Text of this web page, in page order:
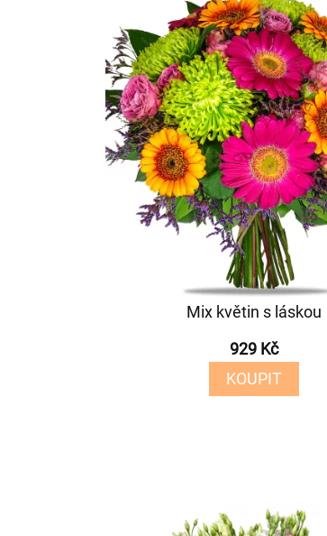
Mix květin s láskou
929 Kč
KOUPIT